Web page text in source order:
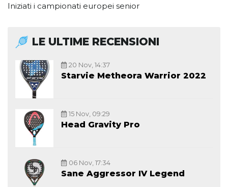
Iniziati i campionati europei senior
LE ULTIME RECENSIONI
20 Nov, 14:37
Starvie Metheora Warrior 2022
15 Nov, 09:29
Head Gravity Pro
06 Nov, 17:34
Sane Aggressor IV Legend